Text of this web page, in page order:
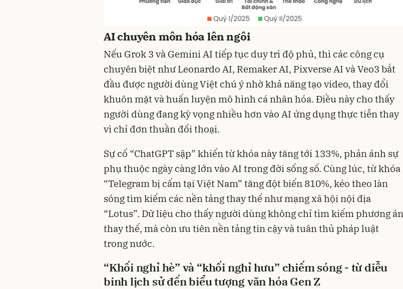
AI chuyên môn hóa lên ngôi
Nếu Grok 3 và Gemini AI tiếp tục duy trì độ phủ, thì các công cụ
chuyên biệt như Leonardo AI, Remaker AI, Pixverse AI và Veo3 bắt
đầu được người dùng Việt chú ý nhờ khả năng tạo video, thay đổi
khuôn mặt và huấn luyện mô hình cá nhân hóa. Điều này cho thấy
người dùng đang kỳ vọng nhiều hơn vào AI ứng dụng thực tiễn thay
vì chỉ đơn thuần đối thoại.
Sự cố “ChatGPT sập” khiến từ khóa này tăng tới 133%, phản ánh sự
phụ thuộc ngày càng lớn vào AI trong đời sống số. Cùng lúc, từ khóa
“Telegram bị cấm tại Việt Nam” tăng đột biến 810%, kéo theo làn
sóng tìm kiếm các nền tảng thay thế như mạng xã hội nội địa
“Lotus”. Dữ liệu cho thấy người dùng không chỉ tìm kiếm phương án
thay thế, mà còn ưu tiên nền tảng tin cậy và tuân thủ pháp luật
trong nước.
“Khối nghỉ hè” và “khối nghỉ hưu” chiếm sóng - từ diễu
binh lịch sử đến biểu tượng văn hóa Gen Z